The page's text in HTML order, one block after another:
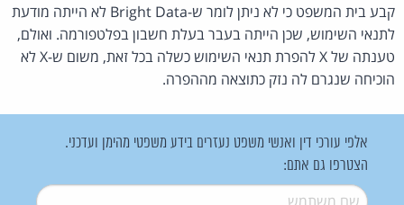
קבע בית המשפט כי לא ניתן לומר ש-Bright Data לא הייתה מודעת
לתנאי השימוש, שכן הייתה בעבר בעלת חשבון בפלטפורמה. ואולם,
טענתה של X להפרת תנאי השימוש כשלה בכל זאת, משום ש-X לא
הוכיחה שנגרם לה נזק כתוצאה מההפרה.
אלפי עורכי דין ואנשי משפט נעזרים בידע משפטי מהימן ועדכני.
הצטרפו גם אתם:
שם משתמש*